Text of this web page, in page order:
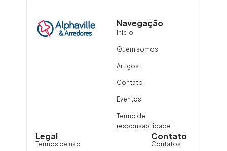
Navegação
Início
Quem somos
Artigos
Contato
Eventos
Termo de
responsabilidade
Contato
Contatos
Legal
Termos de uso